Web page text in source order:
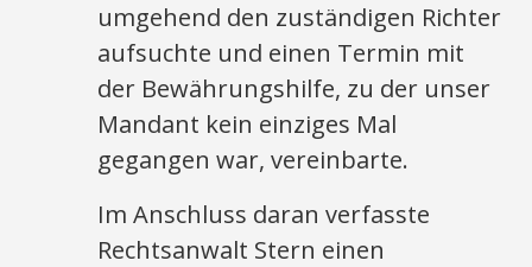
umgehend den zuständigen Richter
aufsuchte und einen Termin mit
der Bewährungshilfe, zu der unser
Mandant kein einziges Mal
gegangen war, vereinbarte.
Im Anschluss daran verfasste
Rechtsanwalt Stern einen